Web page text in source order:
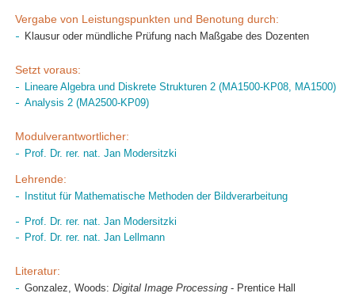
Vergabe von Leistungspunkten und Benotung durch:
Klausur oder mündliche Prüfung nach Maßgabe des Dozenten
Setzt voraus:
Lineare Algebra und Diskrete Strukturen 2 (MA1500-KP08, MA1500)
Analysis 2 (MA2500-KP09)
Modulverantwortlicher:
Prof. Dr. rer. nat. Jan Modersitzki
Lehrende:
Institut für Mathematische Methoden der Bildverarbeitung
Prof. Dr. rer. nat. Jan Modersitzki
Prof. Dr. rer. nat. Jan Lellmann
Literatur:
Gonzalez, Woods: Digital Image Processing - Prentice Hall